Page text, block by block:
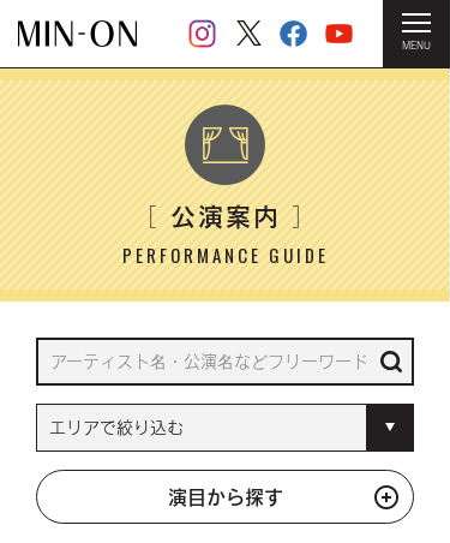
MENU
HOME ＞ 公演案内
［公演案内］
PERFORMANCE GUIDE
演目から探す